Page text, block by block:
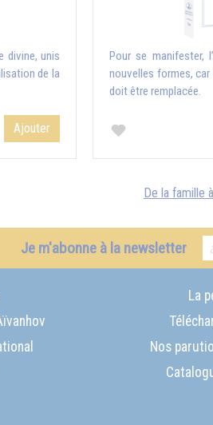
divine, unis
de la
Ajouter
Pour se manifester,
nouvelles formes, car
doit être remplacée.
De la famille
Je m'abonne à la newsletter
La
Nos